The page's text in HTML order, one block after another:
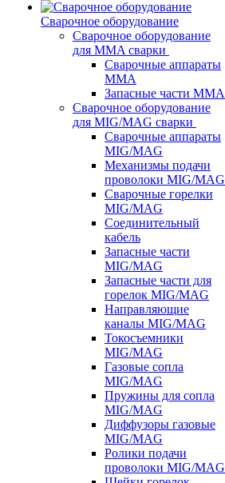
Сварочное оборудование
Сварочное оборудование
для MMA сварки
Сварочные аппараты
MMA
Запасные части MMA
Сварочное оборудование
для MIG/MAG сварки
Сварочные аппараты
MIG/MAG
Механизмы подачи
проволоки MIG/MAG
Сварочные горелки
MIG/MAG
Соединительный
кабель
Запасные части
MIG/MAG
Запасные части для
горелок MIG/MAG
Направляющие
каналы MIG/MAG
Токосъемники
MIG/MAG
Газовые сопла
MIG/MAG
Пружины для сопла
MIG/MAG
Диффузоры газовые
MIG/MAG
Ролики подачи
проволоки MIG/MAG